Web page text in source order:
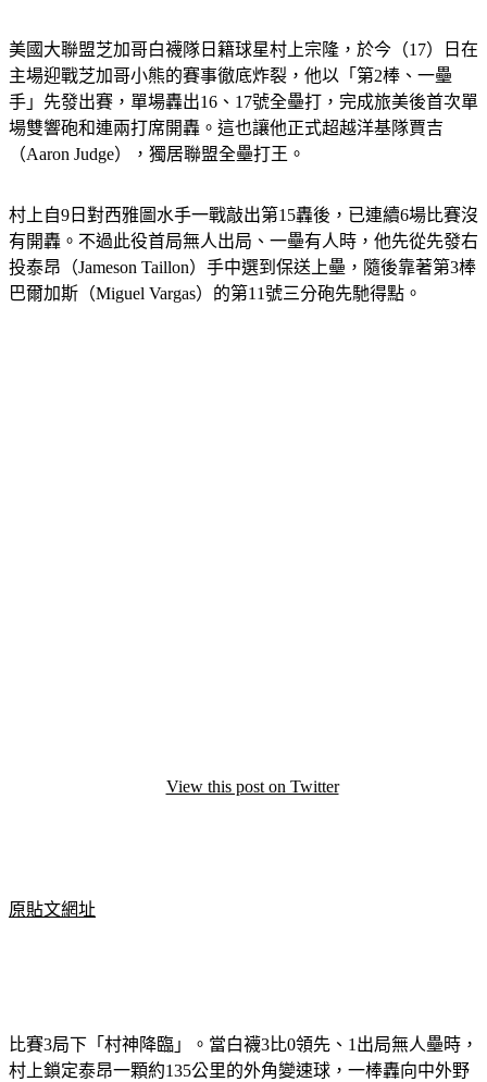
美國大聯盟芝加哥白襪隊日籍球星村上宗隆，於今（17）日在
主場迎戰芝加哥小熊的賽事徹底炸裂，他以「第2棒、一壘
手」先發出賽，單場轟出16、17號全壘打，完成旅美後首次單
場雙響砲和連兩打席開轟。這也讓他正式超越洋基隊賈吉
（Aaron Judge），獨居聯盟全壘打王。
村上自9日對西雅圖水手一戰敲出第15轟後，已連續6場比賽沒
有開轟。不過此役首局無人出局、一壘有人時，他先從先發右
投泰昂（Jameson Taillon）手中選到保送上壘，隨後靠著第3棒
巴爾加斯（Miguel Vargas）的第11號三分砲先馳得點。
View this post on Twitter
原貼文網址
比賽3局下「村神降臨」。當白襪3比0領先、1出局無人壘時，
村上鎖定泰昂一顆約135公里的外角變速球，一棒轟向中外野